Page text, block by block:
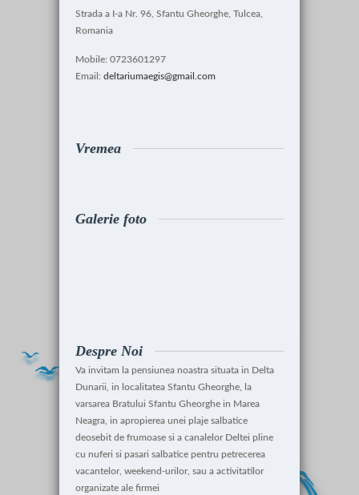
Strada a I-a Nr. 96, Sfantu Gheorghe, Tulcea,
Romania
Mobile: 0723601297
Email: deltariumaegis@gmail.com
Vremea
Galerie foto
Despre Noi
Va invitam la pensiunea noastra situata in Delta
Dunarii, in localitatea Sfantu Gheorghe, la
varsarea Bratului Sfantu Gheorghe in Marea
Neagra, in apropierea unei plaje salbatice
deosebit de frumoase si a canalelor Deltei pline
cu nuferi si pasari salbatice pentru petrecerea
vacantelor, weekend-urilor, sau a activitatilor
organizate ale firmei